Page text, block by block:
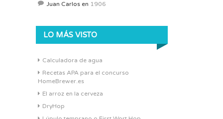
Juan Carlos en 1906
LO MÁS VISTO
Calculadora de agua
Recetas APA para el concurso
HomeBrewer.es
El arroz en la cerveza
DryHop